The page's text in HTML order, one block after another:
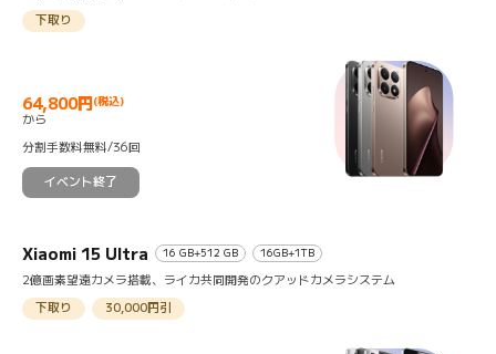
下取り
64,800円 (税込)
Current Price 円64800
から
分割手数料無料/36回
イベント終了
Xiaomi 15 Ultra 16 GB+512 GB 16GB+1TB
2億画素望遠カメラ搭載、ライカ共同開発のクアッドカメラシステム
下取り 30,000円引